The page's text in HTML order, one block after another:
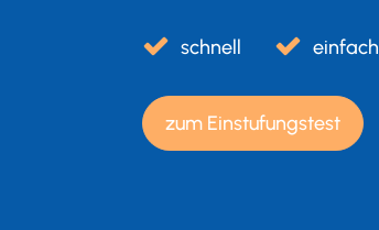
schnell einfach
zum Einstufungstest